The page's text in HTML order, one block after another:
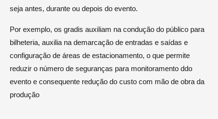
seja antes, durante ou depois do evento.
Por exemplo, os gradis auxiliam na condução do público para
bilheteria, auxilia na demarcação de entradas e saídas e
configuração de áreas de estacionamento, o que permite
reduzir o número de seguranças para monitoramento ddo
evento e consequente redução do custo com mão de obra da
produção